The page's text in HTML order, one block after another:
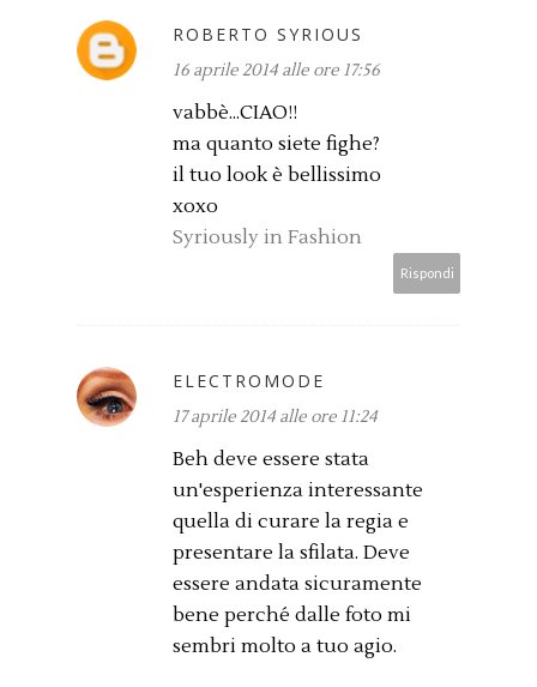
ROBERTO SYRIOUS
16 aprile 2014 alle ore 17:56
vabbè...CIAO!!
ma quanto siete fighe?
il tuo look è bellissimo
xoxo
Syriously in Fashion
Rispondi
ELECTROMODE
17 aprile 2014 alle ore 11:24
Beh deve essere stata
un'esperienza interessante
quella di curare la regia e
presentare la sfilata. Deve
essere andata sicuramente
bene perché dalle foto mi
sembri molto a tuo agio.